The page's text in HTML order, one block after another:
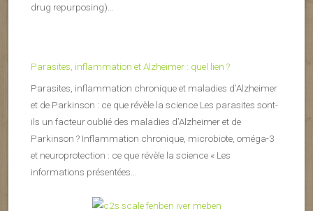
drug repurposing)...
Parasites, inflammation et Alzheimer : quel lien ?
Parasites, inflammation chronique et maladies d’Alzheimer
et de Parkinson : ce que révèle la science Les parasites sont-
ils un facteur oublié des maladies d’Alzheimer et de
Parkinson ? Inflammation chronique, microbiote, oméga-3
et neuroprotection : ce que révèle la science « Les
informations présentées...